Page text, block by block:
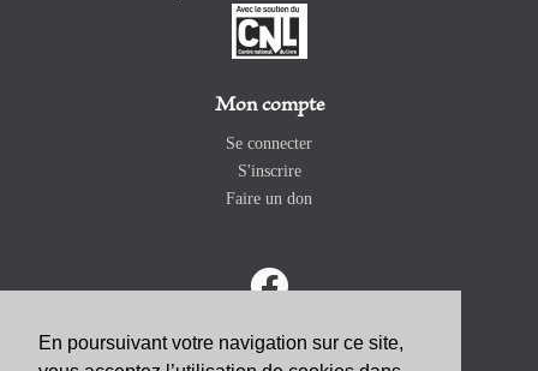
En poursuivant votre navigation sur ce site,
Mon compte
Se connecter
S'inscrire
Faire un don